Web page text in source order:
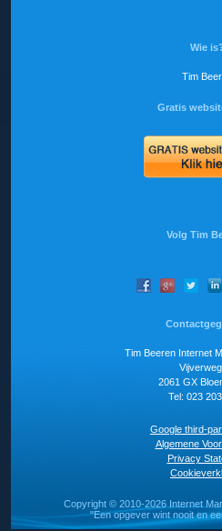
Wie
Tim
Gratis
Volg Tim
Tim Beeren Internet
2061 GX
Tel: 023
Google third-
Algemene
Privacy
Copyright © 2010-2026 Internet
"Een opgever wint nooit en